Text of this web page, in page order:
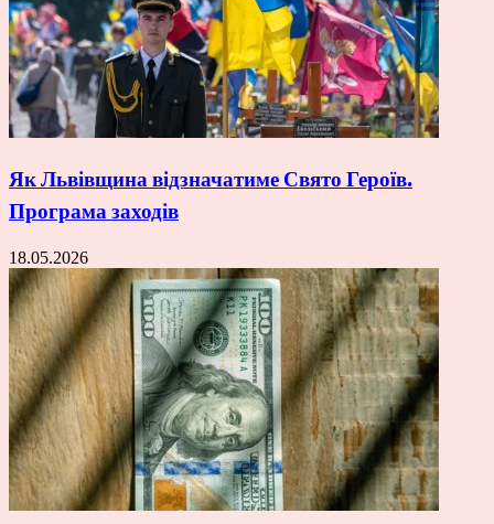
Як Львівщина відзначатиме Свято Героїв.
Програма заходів
18.05.2026